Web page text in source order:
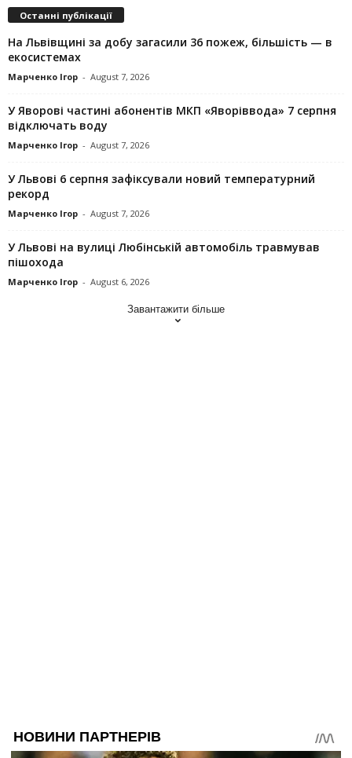
Останні публікації
На Львівщині за добу загасили 36 пожеж, більшість — в
екосистемах
Марченко Ігор - August 7, 2026
У Яворові частині абонентів МКП «Яворіввода» 7 серпня
відключать воду
Марченко Ігор - August 7, 2026
У Львові 6 серпня зафіксували новий температурний
рекорд
Марченко Ігор - August 7, 2026
У Львові на вулиці Любінській автомобіль травмував
пішохода
Марченко Ігор - August 6, 2026
Завантажити більше